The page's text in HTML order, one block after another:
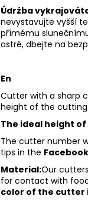
Údržba
nevystavujte vyšší
přímému
ostré, dbejte na
En
Cutter with a sharp
height of the cutting
The ideal height
The cutter number
tips in the
Material:Our
for contact with
color of the cutter